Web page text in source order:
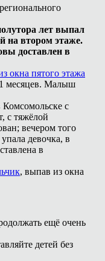
лет выпал
на втором этаже.
доставлен в
окна пятого этажа
месяцев. Малыш
Комсомольске с
с тяжёлой
вечером того
девочка, в
в
, выпав из окна
ещё очень
детей без